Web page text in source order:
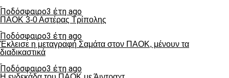
Ποδόσφαιρο3 έτη ago
ΠΑΟΚ 3-0 Αστέρας Τρίπολης
Ποδόσφαιρο3 έτη ago
Έκλεισε η μεταγραφή Σαμάτα στον ΠΑΟΚ, μένουν τα
διαδικαστικά
Ποδόσφαιρο3 έτη ago